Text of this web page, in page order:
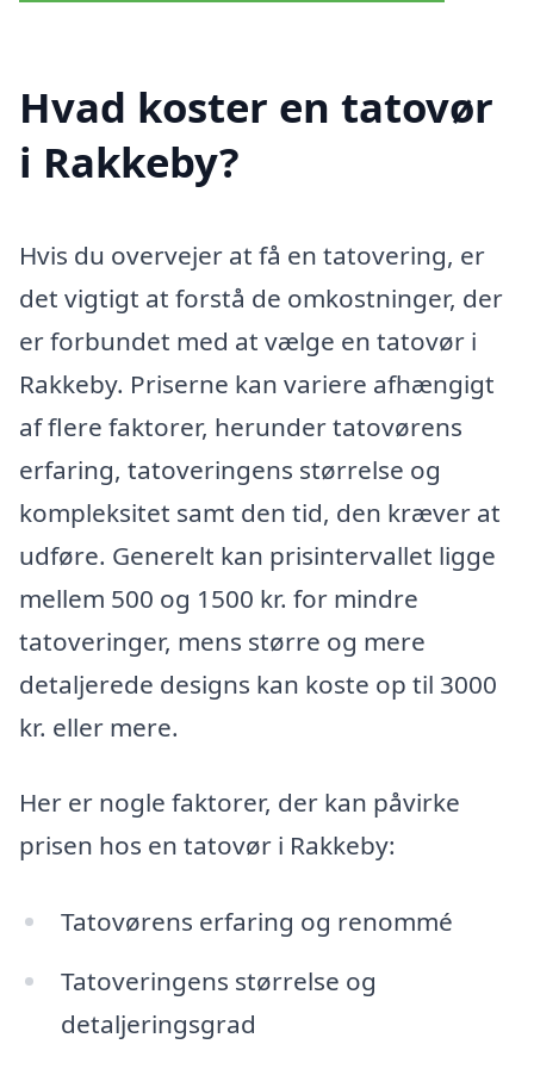
Hvad koster en tatovør
i Rakkeby?
Hvis du overvejer at få en tatovering, er
det vigtigt at forstå de omkostninger, der
er forbundet med at vælge en tatovør i
Rakkeby. Priserne kan variere afhængigt
af flere faktorer, herunder tatovørens
erfaring, tatoveringens størrelse og
kompleksitet samt den tid, den kræver at
udføre. Generelt kan prisintervallet ligge
mellem 500 og 1500 kr. for mindre
tatoveringer, mens større og mere
detaljerede designs kan koste op til 3000
kr. eller mere.
Her er nogle faktorer, der kan påvirke
prisen hos en tatovør i Rakkeby:
Tatovørens erfaring og renommé
Tatoveringens størrelse og
detaljeringsgrad